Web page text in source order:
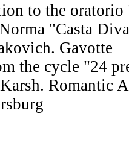
to the
"Casta
Gavotte
the cycle "24
Romantic